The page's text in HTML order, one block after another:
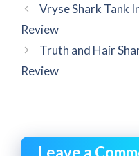
Vryse Shark Tank
Review
Truth and Hair
Review
Leave a